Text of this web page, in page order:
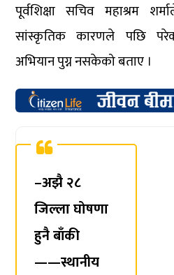
पूर्वशिक्षा सचिव महाश्रम
सांस्कृतिक कारणले पछि
अभियान पुग्न नसकेको बताए ।
–अझै २८
जिल्ला घोषणा
हुनै बाँकी
——स्थानीय